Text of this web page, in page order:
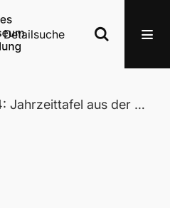
Detailsuche
OJM_SYN_JZT_484: Jahrzeittafel aus der Wertheimer Synagoge in Eisenstadt